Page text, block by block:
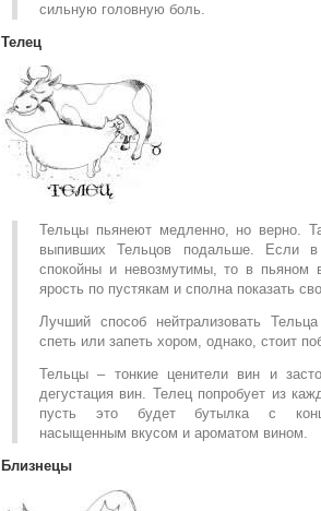
сильную головную боль.
Телец
Тельцы пьянеют медленно, но верно.
выпивших Тельцов подальше. Если
спокойны и невозмутимы, то в пьяном
ярость по пустякам и сполна показать
Лучший способ нейтрализовать
спеть или запеть хором, однако, стоит
Тельцы – тонкие ценители вин и
дегустация вин. Телец попробует из
пусть это будет бутылка с
насыщенным вкусом и ароматом вином.
Близнецы